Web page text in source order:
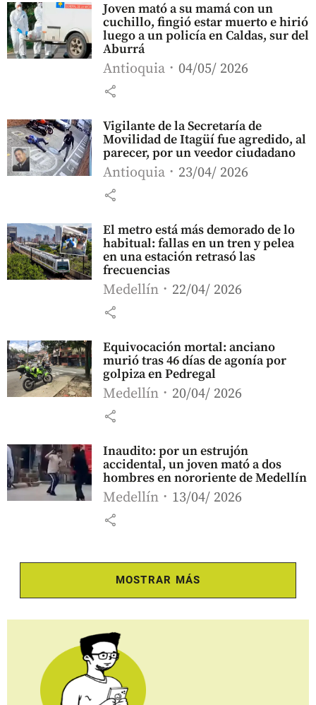
Joven mató a su mamá con un
cuchillo, fingió estar muerto e hirió
luego a un policía en Caldas, sur del
Aburrá
Antioquia 04/05/ 2026
share
Vigilante de la Secretaría de
Movilidad de Itagüí fue agredido, al
parecer, por un veedor ciudadano
Antioquia 23/04/ 2026
share
El metro está más demorado de lo
habitual: fallas en un tren y pelea
en una estación retrasó las
frecuencias
Medellín 22/04/ 2026
share
Equivocación mortal: anciano
murió tras 46 días de agonía por
golpiza en Pedregal
Medellín 20/04/ 2026
share
Inaudito: por un estrujón
accidental, un joven mató a dos
hombres en nororiente de Medellín
Medellín 13/04/ 2026
share
MOSTRAR MÁS